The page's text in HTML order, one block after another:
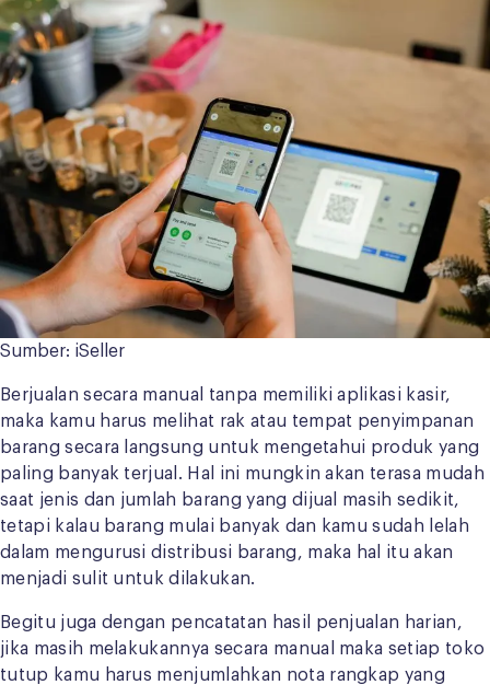
Sumber: iSeller
Berjualan secara manual tanpa memiliki aplikasi kasir,
maka kamu harus melihat rak atau tempat penyimpanan
barang secara langsung untuk mengetahui produk yang
paling banyak terjual. Hal ini mungkin akan terasa mudah
saat jenis dan jumlah barang yang dijual masih sedikit,
tetapi kalau barang mulai banyak dan kamu sudah lelah
dalam mengurusi distribusi barang, maka hal itu akan
menjadi sulit untuk dilakukan.
Begitu juga dengan pencatatan hasil penjualan harian,
jika masih melakukannya secara manual maka setiap toko
tutup kamu harus menjumlahkan nota rangkap yang